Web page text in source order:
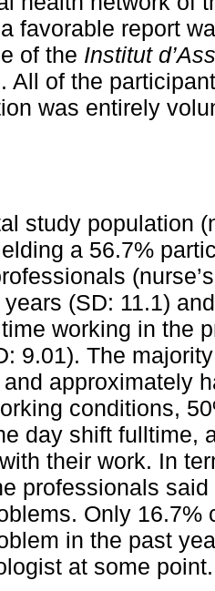
favorable report
of the Institut
All of the
was entirely
study population
a 56.7%
(SD: 11.1)
working in the
9.01). The
approximately
conditions,
day shift fulltime,
their work. In
professionals
Only
in the past
at some point.